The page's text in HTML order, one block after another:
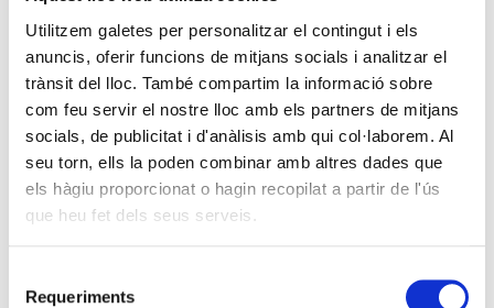
Utilitzem galetes per personalitzar el contingut i els
anuncis, oferir funcions de mitjans socials i analitzar el
trànsit del lloc. També compartim la informació sobre
com feu servir el nostre lloc amb els partners de mitjans
socials, de publicitat i d'anàlisis amb qui col·laborem. Al
seu torn, ells la poden combinar amb altres dades que
els hàgiu proporcionat o hagin recopilat a partir de l'ús
que heu fet dels seus serveis.
Requeriments